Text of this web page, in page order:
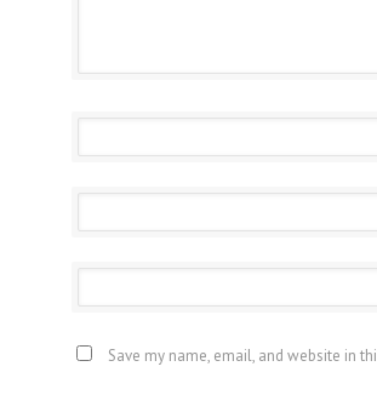
Save my name, email, and website in